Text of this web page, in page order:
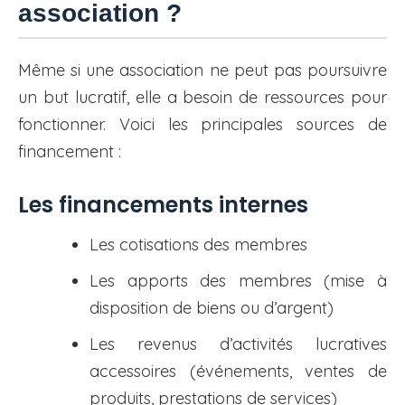
association ?
Même si une association ne peut pas poursuivre
un but lucratif, elle a besoin de ressources pour
fonctionner. Voici les principales sources de
financement :
Les financements internes
Les cotisations des membres
Les apports des membres (mise à
disposition de biens ou d’argent)
Les revenus d’activités lucratives
accessoires (événements, ventes de
produits, prestations de services)